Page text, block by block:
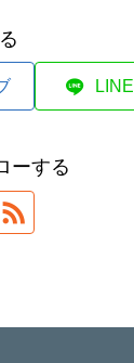
LINE
ーする